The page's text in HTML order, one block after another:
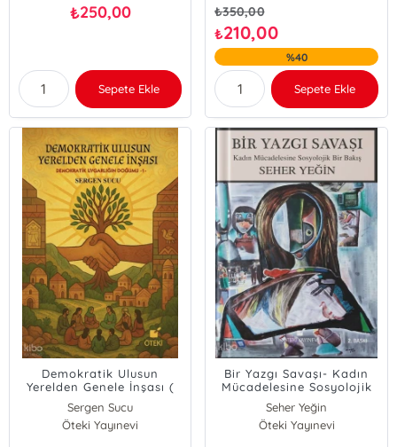
₺250,00
Sepete Ekle
₺350,00
₺210,00
%40
Sepete Ekle
Demokratik Ulusun
Yerelden Genele İnşası (
Demokratik Uygarlığın
Doğumu-1-)
Sergen Sucu
Öteki Yayınevi
Bir Yazgı Savaşı- Kadın
Mücadelesine Sosyolojik
Bir Bakış
Seher Yeğin
Öteki Yayınevi